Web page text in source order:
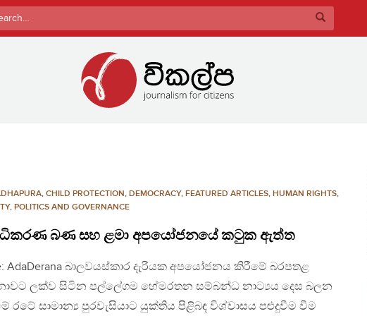
, CHILD PROTECTION, DEMOCRACY, FEATURED ARTICLES, HUMAN RIGHTS,
, POLITICS AND GOVERNANCE
බණ සහ ළමා අපයෝජනයේ කටුක ඇත්ත
AdaDerana බාලවයස්කාර දැරියක අපයෝජනය කිරීමේ බරපතළ
ලක්ව සිටින පල්ලේගම හේමරතන සම්බන්ධ නාට්‍යය දෙස බලන
රටේ සාමාන්‍ය පුරවැසියාට යුක්තිය පිළිබඳ විශ්වාසය පළුදුවීම වීම